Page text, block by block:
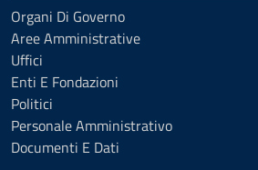
Organi Di Governo
Aree Amministrative
Uffici
Enti E Fondazioni
Politici
Personale Amministrativo
Documenti E Dati